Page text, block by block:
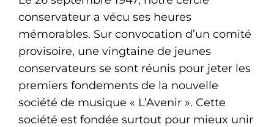
conservateur a vécu ses heures
mémorables. Sur convocation d’un comité
provisoire, une vingtaine de jeunes
conservateurs se sont réunis pour jeter les
premiers fondements de la nouvelle
société de musique « L’Avenir ». Cette
société est fondée surtout pour mieux unir